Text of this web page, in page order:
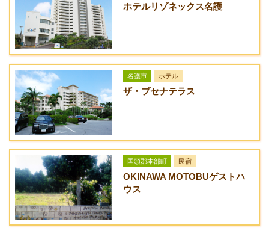
レストラン/民宿 岬
泊
朝
食
付
き
大人4,000円 中学
生3,000円 小学生
2,400円 幼児1,400
円 / 人
大人4,000円 中学
1
泊
素
泊
ま
大人3,500円 中学
生2,500円 小学生
2,000円 幼児1,000
円 / 人
大人3,500円 中学
ホテルリゾネックス名護
名護市 ホテル
ザ・ブセナテラス
国頭郡本部町 民宿
OKINAWA MOTOBUゲストハ
ウス